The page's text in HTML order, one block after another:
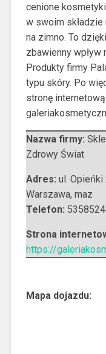
cenione
w swoim składzie
na zimno. To
zbawienny wpływ
Produkty firmy
typu skóry. Po
stronę
Nazwa firmy:
Zdrowy Świat
Adres: ul. Opieńki
Warszawa, maz
Telefon:
Strona
https://
Mapa dojazdu: